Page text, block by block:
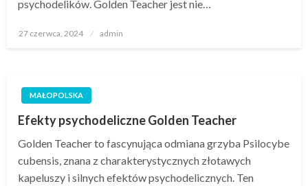
psychodelików. Golden Teacher jest nie…
Opublikowane
27 czerwca, 2024 admin
MAŁOPOLSKA
Efekty psychodeliczne Golden Teacher
Golden Teacher to fascynująca odmiana grzyba Psilocybe
cubensis, znana z charakterystycznych złotawych
kapeluszy i silnych efektów psychodelicznych. Ten